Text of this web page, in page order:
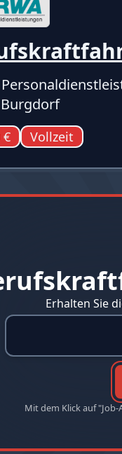
€ Vollzeit
Erhalten Sie
Mit dem Klick auf